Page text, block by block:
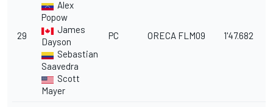
29
Alex
Popow
James
Dayson
Sebastian
Saavedra
Scott
Mayer
PC ORECA FLM09 1'47.682